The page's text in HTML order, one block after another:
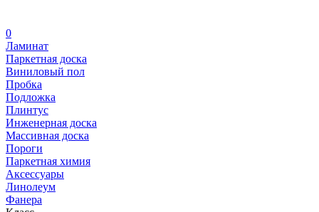
0
Ламинат
Паркетная доска
Виниловый пол
Пробка
Подложка
Плинтус
Инженерная доска
Массивная доска
Пороги
Паркетная химия
Аксессуары
Линолеум
Фанера